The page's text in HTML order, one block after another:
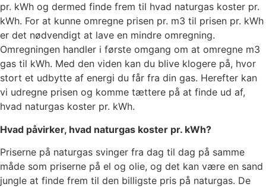
pr. kWh og dermed finde frem til hvad naturgas koster pr.
kWh. For at kunne omregne prisen pr. m3 til prisen pr. kWh
er det nødvendigt at lave en mindre omregning.
Omregningen handler i første omgang om at omregne m3
gas til kWh. Med den viden kan du blive klogere på, hvor
stort et udbytte af energi du får fra din gas. Herefter kan
vi udregne prisen og komme tættere på at finde ud af,
hvad naturgas koster pr. kWh.
Hvad påvirker, hvad naturgas koster pr. kWh?
Priserne på naturgas svinger fra dag til dag på samme
måde som priserne på el og olie, og det kan være en sand
jungle at finde frem til den billigste pris på naturgas. De